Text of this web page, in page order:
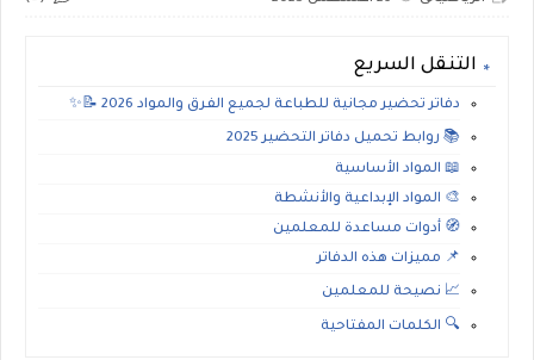
التنقل السريع
دفاتر تحضير مجانية للطباعة لجميع الفرق والمواد 2026 📝✨
📚 روابط تحميل دفاتر التحضير 2025
📖 المواد الأساسية
🎨 المواد الإبداعية والأنشطة
🧭 أدوات مساعدة للمعلمين
📌 مميزات هذه الدفاتر
📈 نصيحة للمعلمين
🔍 الكلمات المفتاحية